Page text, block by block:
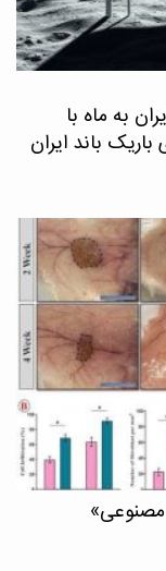
به ماه با
باریک باند ایران
مصنوعی»